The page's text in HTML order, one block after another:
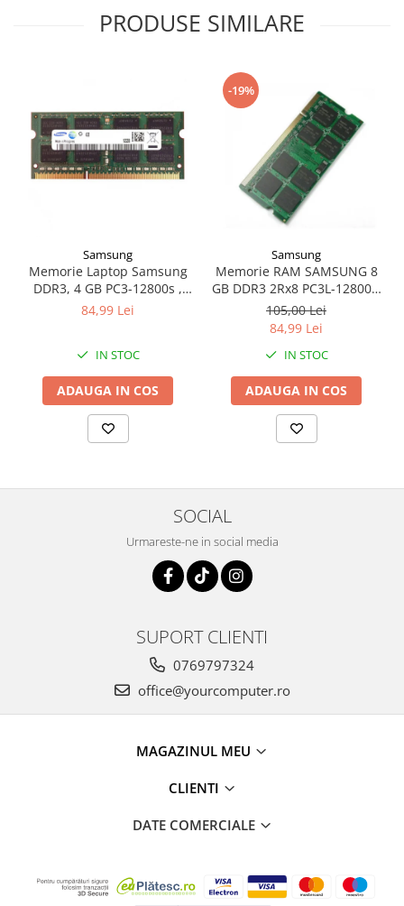
PRODUSE SIMILARE
Samsung
Memorie Laptop Samsung
DDR3, 4 GB PC3-12800s ,
1600MHz
84,99 Lei
IN STOC
ADAUGA IN COS
-19%
Samsung
Memorie RAM SAMSUNG 8
GB DDR3 2Rx8 PC3L-12800s,
1600 Mhz - LOW VOLTAGE
105,00 Lei
84,99 Lei
IN STOC
ADAUGA IN COS
SOCIAL
Urmareste-ne in social media
SUPORT CLIENTI
0769797324
office@yourcomputer.ro
MAGAZINUL MEU
CLIENTI
DATE COMERCIALE